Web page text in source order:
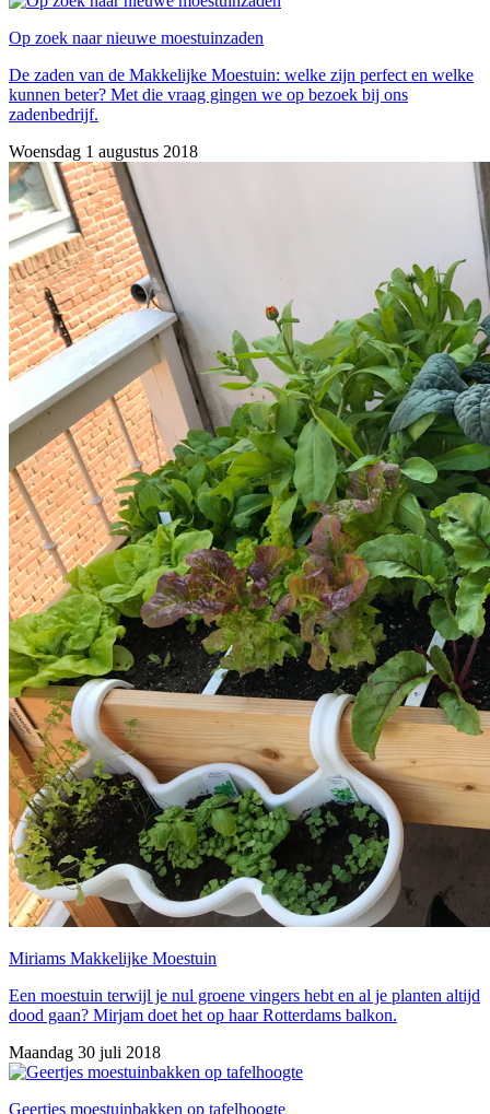
Op zoek naar nieuwe moestuinzaden
De zaden van de Makkelijke Moestuin: welke zijn perfect en welke
kunnen beter? Met die vraag gingen we op bezoek bij ons
zadenbedrijf.
Woensdag 1 augustus 2018
Miriams Makkelijke Moestuin
Een moestuin terwijl je nul groene vingers hebt en al je planten altijd
dood gaan? Mirjam doet het op haar Rotterdams balkon.
Maandag 30 juli 2018
Geertjes moestuinbakken op tafelhoogte